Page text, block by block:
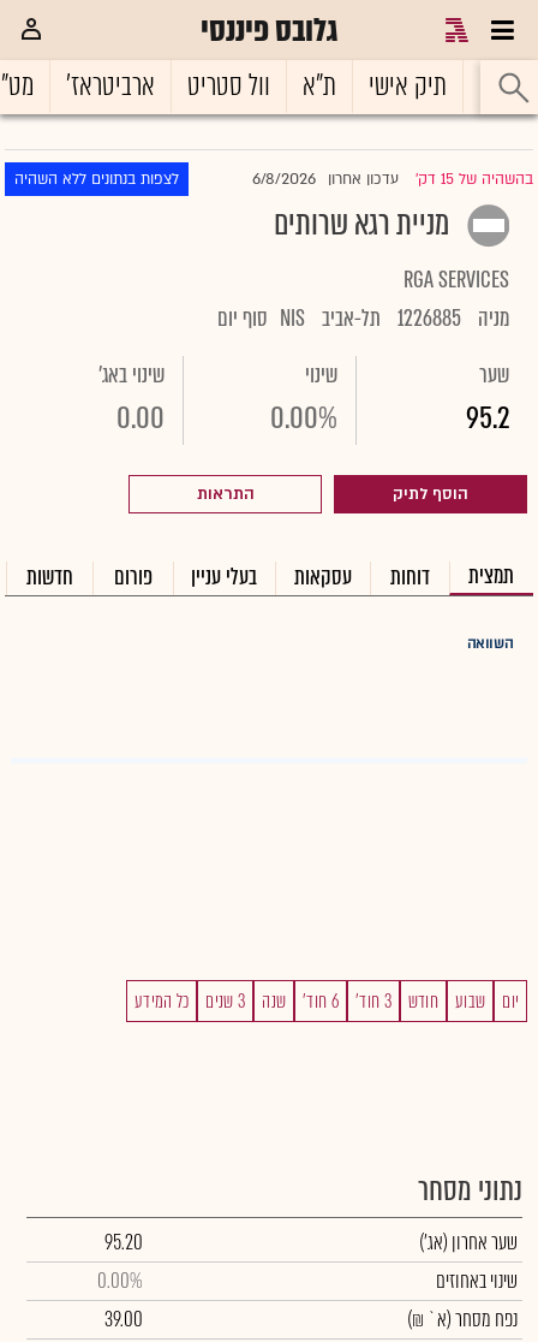
גלובס פיננסי
ראשי תיק אישי ת"א וול סטריט ארביטראז'
בהשהיה של 15 דק' |עדכון אחרון 6/8/2026 לצפות בנתונים ללא השהיה
מניית רגא שרותים
RGA SERVICES
מניה 1226885 תל-אביב NIS סוף יום
שער
95.2
שינוי
0.00%
שינוי באג'
0.00
הוסף לתיק התראות
תמצית דוחות עסקאות בעלי עניין פורום חדשות
השוואה
יום שבוע חודש 3 חוד' 6 חוד' שנה 3 שנים כל המידע
נתוני מסחר
שער אחרון (אג')
95.20
שינוי באחוזים
0.00%
נפח מסחר(א` ₪)
39.00